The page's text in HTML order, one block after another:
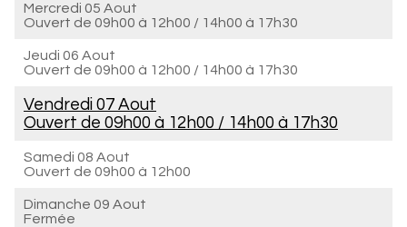
Mercredi 05 Aout
Ouvert de 09h00 à 12h00 / 14h00 à 17h30
Jeudi 06 Aout
Ouvert de 09h00 à 12h00 / 14h00 à 17h30
Vendredi 07 Aout
Ouvert de 09h00 à 12h00 / 14h00 à 17h30
Samedi 08 Aout
Ouvert de 09h00 à 12h00
Dimanche 09 Aout
Fermée